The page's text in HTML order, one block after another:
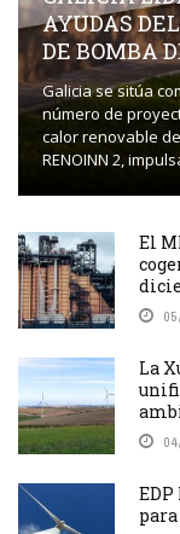
AYUDAS
DE BOMBA
Galicia se sitúa
número de
calor renovable
RENOINN 2,
El
La